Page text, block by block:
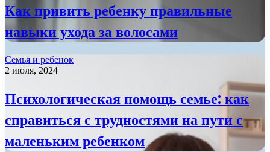
Как привить ребенку правильные
навыки ухода за волосами
Семья и ребенок
2 июля, 2024
Психологическая помощь семье: как
справиться с трудностями на пути с
маленьким ребенком